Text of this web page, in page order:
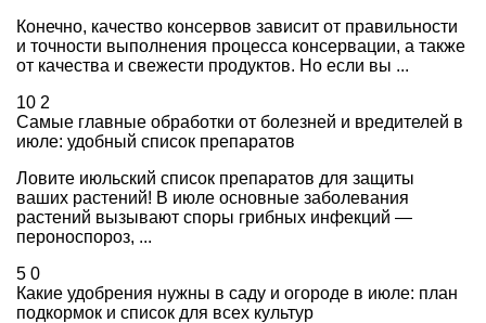
Конечно, качество консервов зависит от правильности
и точности выполнения процесса консервации, а также
от качества и свежести продуктов. Но если вы ...
10 2
Самые главные обработки от болезней и вредителей в
июле: удобный список препаратов
Ловите июльский список препаратов для защиты
ваших растений! В июле основные заболевания
растений вызывают споры грибных инфекций —
пероноспороз, ...
5 0
Какие удобрения нужны в саду и огороде в июле: план
подкормок и список для всех культур